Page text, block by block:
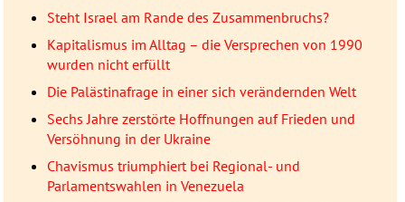
Steht Israel am Rande des Zusammenbruchs?
Kapitalismus im Alltag – die Versprechen von 1990
wurden nicht erfüllt
Die Palästinafrage in einer sich verändernden Welt
Sechs Jahre zerstörte Hoffnungen auf Frieden und
Versöhnung in der Ukraine
Chavismus triumphiert bei Regional- und
Parlamentswahlen in Venezuela